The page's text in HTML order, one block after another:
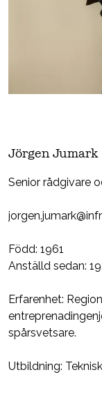
Jörgen Jumark
Senior rådgivare
Född: 1961
Anställd sedan:
Erfarenhet:
spårsvetsare.
Utbildning: